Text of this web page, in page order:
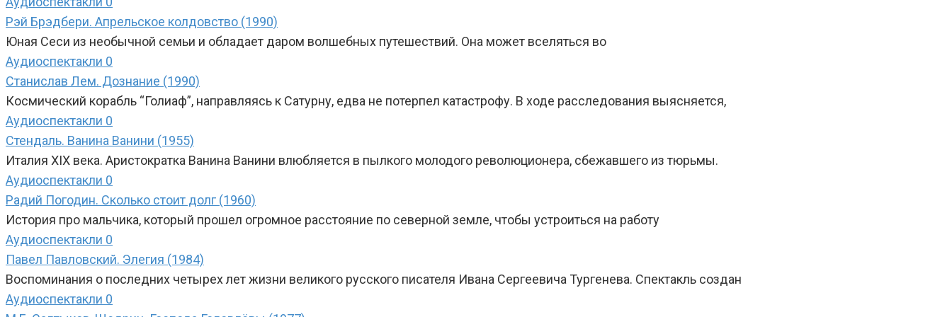
Рэй Брэдбери. Апрельское колдовство (1990)
Юная Сеси из необычной семьи и обладает даром волшебных путешествий. Она может вселяться во
Аудиоспектакли 0
Станислав Лем. Дознание (1990)
Космический корабль “Голиаф”, направляясь к Сатурну, едва не потерпел катастрофу. В ходе расследования выясняется,
Аудиоспектакли 0
Стендаль. Ванина Ванини (1955)
Италия XIX века. Аристократка Ванина Ванини влюбляется в пылкого молодого революционера, сбежавшего из тюрьмы.
Аудиоспектакли 0
Радий Погодин. Сколько стоит долг (1960)
История про мальчика, который прошел огромное расстояние по северной земле, чтобы устроиться на работу
Аудиоспектакли 0
Павел Павловский. Элегия (1984)
Воспоминания о последних четырех лет жизни великого русского писателя Ивана Сергеевича Тургенева. Спектакль создан
Аудиоспектакли 0